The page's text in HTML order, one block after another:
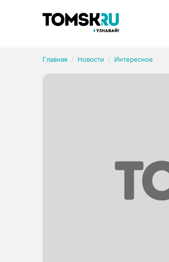
Главная Новости Интересное
Рубрики